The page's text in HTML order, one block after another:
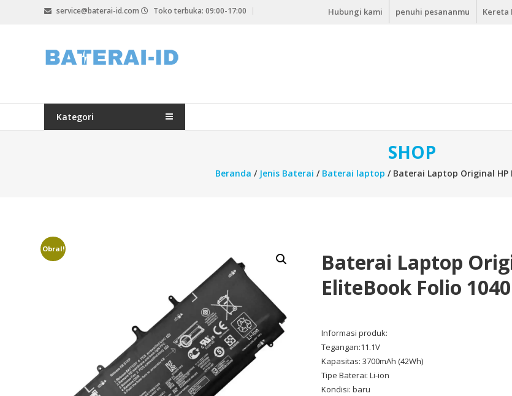
service@baterai-id.com Toko terbuka: 09:00-17:00 Hubungi kami penuhi pesananmu Kereta
bateria-
id.com
Kategori
SHOP
Beranda / Jenis Baterai / Baterai laptop / Baterai Laptop Original HP
Obral!
Baterai Laptop
EliteBook Folio 1040
Informasi produk:
Tegangan:11.1V
Kapasitas: 3700mAh (42Wh)
Tipe Baterai: Li-ion
Kondisi: baru